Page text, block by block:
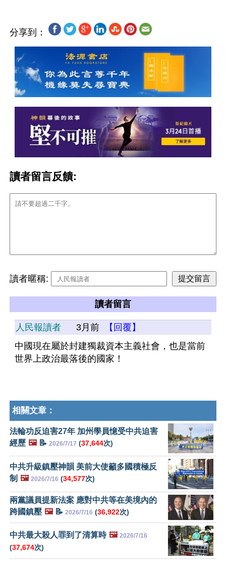
分享到：
讀者留言反饋:
讀者暱稱:
讀者留言
人民報讀者 3月前
【回覆】
中國現在屬於封建獨裁資本主義社會，也是當前
世界上政治最落後的國家！
相關文章：
法輪功反迫害27年 加州學員憶受中共迫害
經歷 🖼️📝 2026/7/17 (37,644次)
中共升級鎮壓神韻 美前大使籲多國積極反
制 🖼️ 2026/7/16 (34,577次)
兩黨議員提新法案 應對中共等在美境內的
跨國鎮壓 🖼️📝 2026/7/16 (36,922次)
中共最大殺人罪到了清算時 🖼️ 2026/7/16
(37,674次)